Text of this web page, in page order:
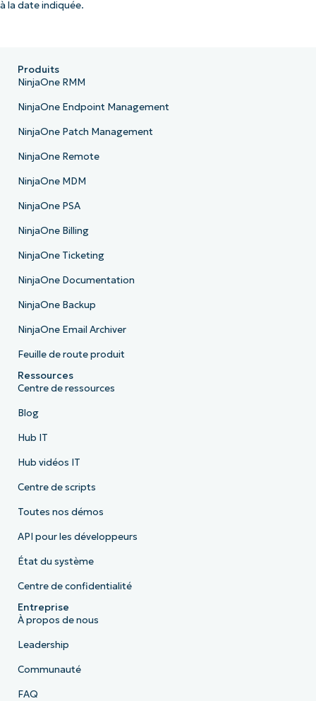
à la date indiquée.
Produits
NinjaOne RMM
NinjaOne Endpoint Management
NinjaOne Patch Management
NinjaOne Remote
NinjaOne MDM
NinjaOne PSA
NinjaOne Billing
NinjaOne Ticketing
NinjaOne Documentation
NinjaOne Backup
NinjaOne Email Archiver
Feuille de route produit
Ressources
Centre de ressources
Blog
Hub IT
Hub vidéos IT
Centre de scripts
Toutes nos démos
API pour les développeurs
État du système
Centre de confidentialité
Entreprise
À propos de nous
Leadership
Communauté
FAQ